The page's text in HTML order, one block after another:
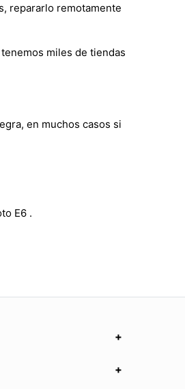
repararlo remotamente
miles de tiendas
en muchos casos si
E6 .